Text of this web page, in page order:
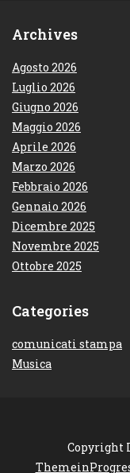
Archives
Agosto 2026
Luglio 2026
Giugno 2026
Maggio 2026
Aprile 2026
Marzo 2026
Febbraio 2026
Gennaio 2026
Dicembre 2025
Novembre 2025
Ottobre 2025
Categories
comunicati stampa
Musica
Copyright